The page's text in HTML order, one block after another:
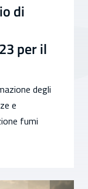
di
per il
degli
e
fumi